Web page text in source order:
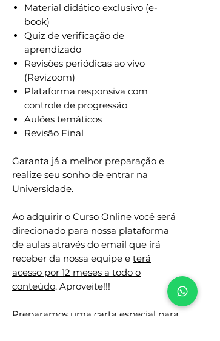
Material didático exclusivo (e-
book)
Quiz de verificação de
aprendizado
Revisões periódicas ao vivo
(Revizoom)
Plataforma responsiva com
controle de progressão
Aulões temáticos
Revisão Final
Garanta já a melhor preparação e
realize seu sonho de entrar na
Universidade.
Ao adquirir o Curso Online você será
direcionado para nossa plataforma
de aulas através do email que irá
receber da nossa equipe e terá
acesso por 12 meses a todo o
conteúdo. Aproveite!!!
Preparamos uma carta especial para